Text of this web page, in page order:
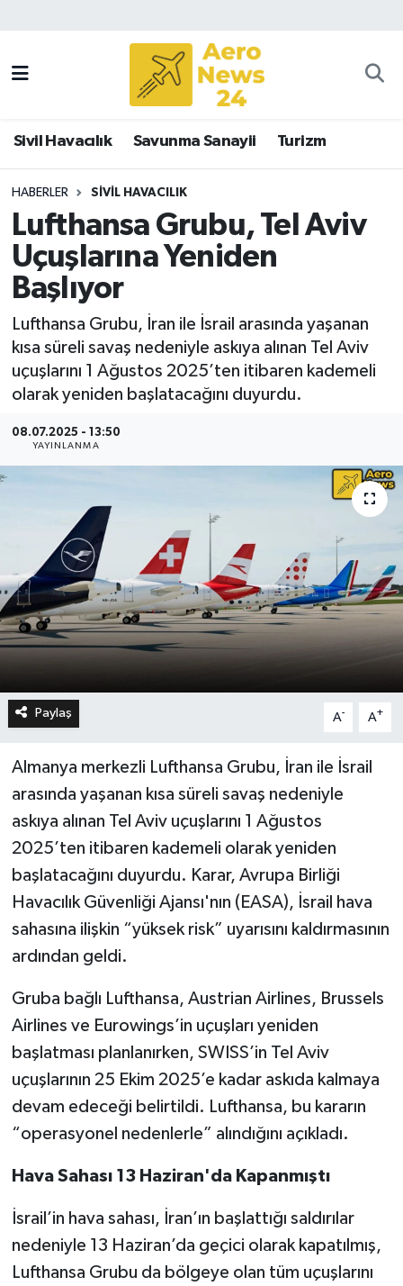
Sivil Havacılık Savunma Sanayii Turizm
HABERLER SIVIL HAVACILIK
Lufthansa Grubu, Tel Aviv
Uçuşlarına Yeniden
Başlıyor
Lufthansa Grubu, İran ile İsrail arasında yaşanan
kısa süreli savaş nedeniyle askıya alınan Tel Aviv
uçuşlarını 1 Ağustos 2025’ten itibaren kademeli
olarak yeniden başlatacağını duyurdu.
08.07.2025 - 13:50
YAYINLANMA
Paylaş A- A+
Almanya merkezli Lufthansa Grubu, İran ile İsrail
arasında yaşanan kısa süreli savaş nedeniyle
askıya alınan Tel Aviv uçuşlarını 1 Ağustos
2025’ten itibaren kademeli olarak yeniden
başlatacağını duyurdu. Karar, Avrupa Birliği
Havacılık Güvenliği Ajansı'nın (EASA), İsrail hava
sahasına ilişkin “yüksek risk” uyarısını kaldırmasının
ardından geldi.
Gruba bağlı Lufthansa, Austrian Airlines, Brussels
Airlines ve Eurowings’in uçuşları yeniden
başlatması planlanırken, SWISS’in Tel Aviv
uçuşlarının 25 Ekim 2025’e kadar askıda kalmaya
devam edeceği belirtildi. Lufthansa, bu kararın
“operasyonel nedenlerle” alındığını açıkladı.
Hava Sahası 13 Haziran'da Kapanmıştı
İsrail’in hava sahası, İran’ın başlattığı saldırılar
nedeniyle 13 Haziran’da geçici olarak kapatılmış,
Lufthansa Grubu da bölgeye olan tüm uçuşlarını